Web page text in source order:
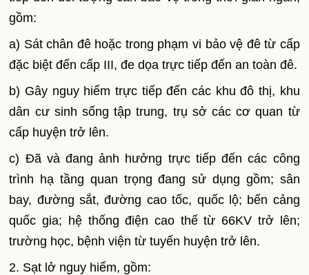
gồm:
a) Sát chân đê hoặc trong phạm vi bảo vệ đê từ cấp
đặc biệt đến cấp III, đe dọa trực tiếp đến an toàn đê.
b) Gây nguy hiểm trực tiếp đến các khu đô thị, khu
dân cư sinh sống tập trung, trụ sở các cơ quan từ
cấp huyện trở lên.
c) Đã và đang ảnh hưởng trực tiếp đến các công
trình hạ tầng quan trọng đang sử dụng gồm; sân
bay, đường sắt, đường cao tốc, quốc lộ; bến cảng
quốc gia; hệ thống điện cao thế từ 66KV trở lên;
trường học, bệnh viện từ tuyến huyện trở lên.
2. Sạt lở nguy hiểm, gồm: